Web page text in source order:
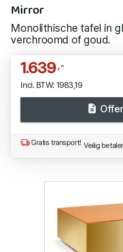
Mirror
Monolithische tafel in
verchroomd of goud.
1.639,-
Incl. BTW: 1983,19
Gratis transport! Veilig